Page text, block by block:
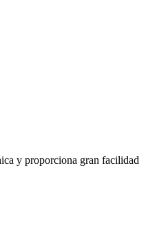
y proporciona gran facilidad